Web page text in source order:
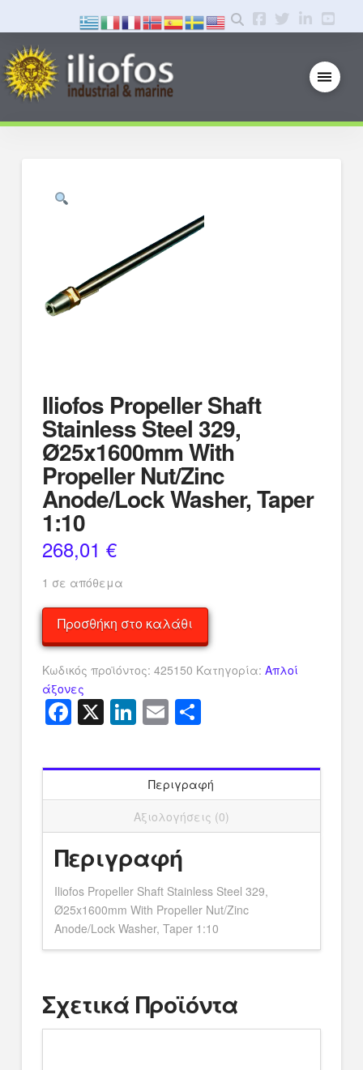
Iliofos Propeller Shaft
Stainless Steel 329,
Ø25x1600mm With
Propeller Nut/Zinc
Anode/Lock Washer, Taper
1:10
268,01 €
1 σε απόθεμα
Iliofos
Propeller
Shaft
Stainless
Steel
329,
Ø25x1600mm
Propeller
Anode/Lock
1:10
ποσότητα
Προσθήκη στο καλάθι
Κωδικός προϊόντος: 425150 Κατηγορία: Απλοί
άξονες
Facebook
X LinkedIn
Email
Περιγραφή
Αξιολογήσεις (0)
Περιγραφή
Iliofos Propeller Shaft Stainless Steel 329,
Ø25x1600mm With Propeller Nut/Zinc
Anode/Lock Washer, Taper 1:10
Σχετικά Προϊόντα